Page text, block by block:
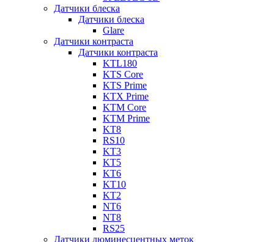
Датчики блеска
Датчики блеска
Glare
Датчики контраста
Датчики контраста
KTL180
KTS Core
KTS Prime
KTX Prime
KTM Core
KTM Prime
KT8
RS10
KT3
KT5
KT6
KT10
KT2
NT6
NT8
RS25
Датчики люминесцентных меток